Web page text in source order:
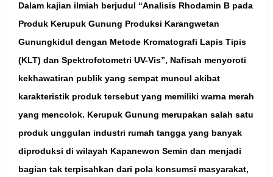
Dalam kajian ilmiah berjudul “Analisis Rhodamin B pada
Produk Kerupuk Gunung Produksi Karangwetan
Gunungkidul dengan Metode Kromatografi Lapis Tipis
(KLT) dan Spektrofotometri UV-Vis”, Nafisah menyoroti
kekhawatiran publik yang sempat muncul akibat
karakteristik produk tersebut yang memiliki warna merah
yang mencolok. Kerupuk Gunung merupakan salah satu
produk unggulan industri rumah tangga yang banyak
diproduksi di wilayah Kapanewon Semin dan menjadi
bagian tak terpisahkan dari pola konsumsi masyarakat,